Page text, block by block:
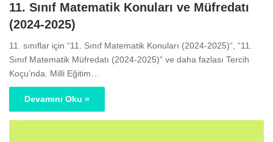
11. Sınıf Matematik Konuları ve Müfredatı
(2024-2025)
11. sınıflar için “11. Sınıf Matematik Konuları (2024-2025)“, “11.
Sınıf Matematik Müfredatı (2024-2025)” ve daha fazlası Tercih
Koçu’nda. Milli Eğitim…
Devamını Oku »